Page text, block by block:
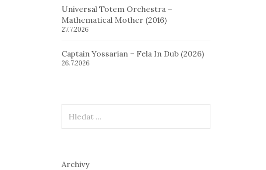
Universal Totem Orchestra –
Mathematical Mother (2016)
27.7.2026
Captain Yossarian – Fela In Dub (2026)
26.7.2026
Archivy